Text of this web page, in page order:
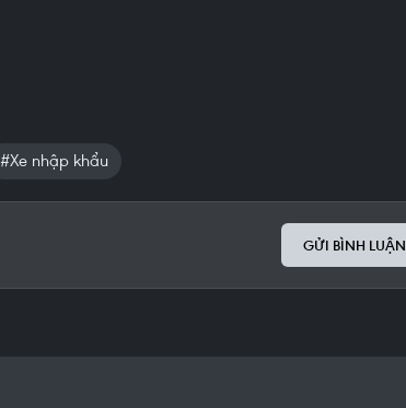
#Xe nhập khẩu
GỬI BÌNH LUẬN